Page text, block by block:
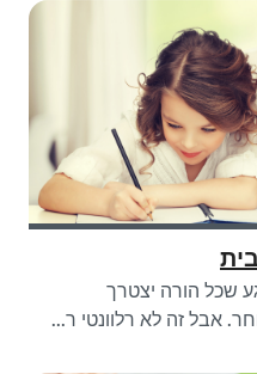
שכל הורה יצטרך
אבל זה לא רלוונטי ר...